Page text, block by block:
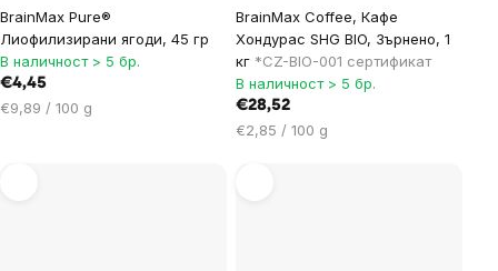
BrainMax Pure®
Лиофилизирани ягоди, 45 гр
В наличност > 5 бр.
€4,45
Цена
€9,89 / 100 g
BrainMax Coffee, Кафе
Хондурас SHG BIO, Зърнено, 1
кг *CZ-BIO-001 сертификат
В наличност > 5 бр.
€28,52
Цена
€2,85 / 100 g